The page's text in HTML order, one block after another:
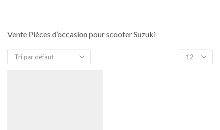
Vente Pièces d’occasion pour scooter Suzuki